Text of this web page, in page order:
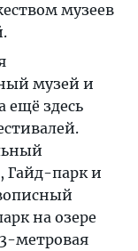
музеев
музей и
ещё здесь
, Гайд-парк и
на озере
метровая